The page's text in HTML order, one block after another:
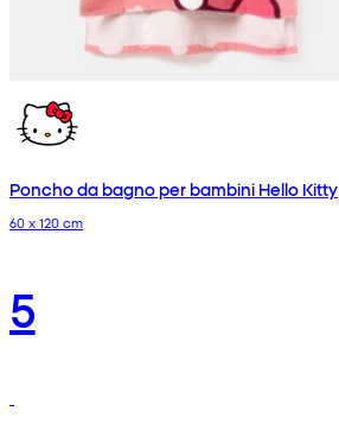
Poncho da bagno per bambini Hello Kitty
60 x 120 cm
5